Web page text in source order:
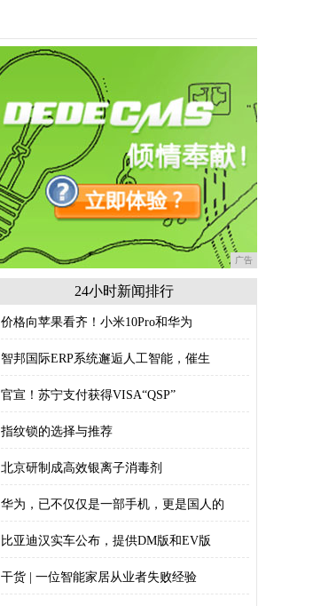
广告
24小时新闻排行
价格向苹果看齐！小米10Pro和华为
智邦国际ERP系统邂逅人工智能，催生
官宣！苏宁支付获得VISA“QSP”
指纹锁的选择与推荐
北京研制成高效银离子消毒剂
华为，已不仅仅是一部手机，更是国人的
比亚迪汉实车公布，提供DM版和EV版
干货 | 一位智能家居从业者失败经验